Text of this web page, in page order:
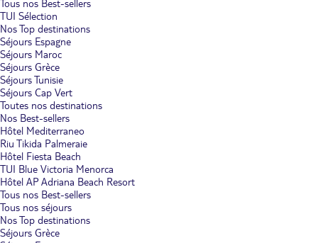
Tous nos Best-sellers
TUI Sélection
Nos Top destinations
Séjours Espagne
Séjours Maroc
Séjours Grèce
Séjours Tunisie
Séjours Cap Vert
Toutes nos destinations
Nos Best-sellers
Hôtel Mediterraneo
Riu Tikida Palmeraie
Hôtel Fiesta Beach
TUI Blue Victoria Menorca
Hôtel AP Adriana Beach Resort
Tous nos Best-sellers
Tous nos séjours
Nos Top destinations
Séjours Grèce